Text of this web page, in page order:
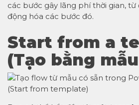
các bước gây lãng phí thời gian,
động hóa các bước đó.
Start from a
(Tạo bằng